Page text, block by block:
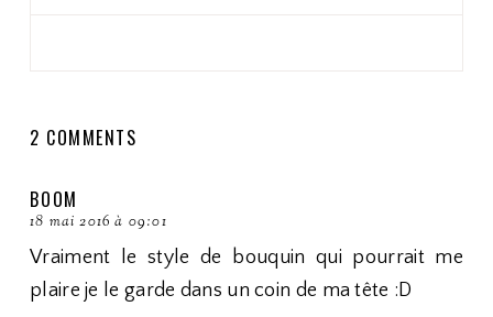
2 COMMENTS
BOOM
18 mai 2016 à 09:01
Vraiment le style de bouquin qui pourrait me
plaire je le garde dans un coin de ma tête :D